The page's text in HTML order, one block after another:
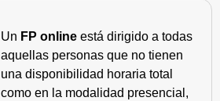
Un FP online está dirigido a todas
aquellas personas que no tienen
una disponibilidad horaria total
como en la modalidad presencial,